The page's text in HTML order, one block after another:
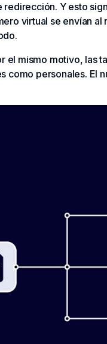
redirección. Y esto
virtual se envían
el mismo motivo, las
personales. El